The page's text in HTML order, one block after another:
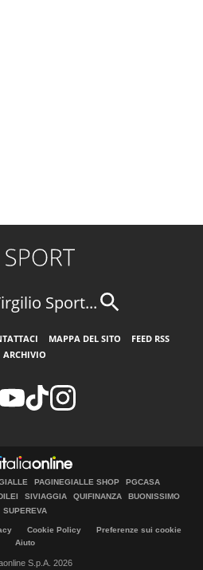
Sport...
MAPPA DEL SITO
FEED RSS
ARCHIVIO
PAGINEGIALLE SHOP
PGCASA
DILEI SIVIAGGIA QUIFINANZA
BUONISSIMO
SUPEREVA
Cookie Policy
Preferenze sui cookie
Aiuto
S.p.A. 2026